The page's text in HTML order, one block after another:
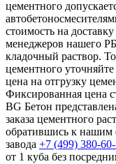
цементного
стоимость на
менеджеров нашего
кладочный раствор.
цементного
цена на отгрузку
Фиксированная цена
BG Бетон
заказа цементного
обратившись к нашим
завода +7 (499) 380-
от 1 куба без